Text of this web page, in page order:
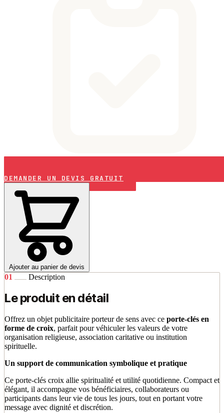
DEMANDER UN DEVIS GRATUIT
Ajouter au panier de devis
01 Description
Le produit en détail
Offrez un objet publicitaire porteur de sens avec ce porte-clés en
forme de croix, parfait pour véhiculer les valeurs de votre
organisation religieuse, association caritative ou institution
spirituelle.
Un support de communication symbolique et pratique
Ce porte-clés croix allie spiritualité et utilité quotidienne. Compact et
élégant, il accompagne vos bénéficiaires, collaborateurs ou
participants dans leur vie de tous les jours, tout en portant votre
message avec dignité et discrétion.